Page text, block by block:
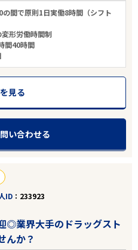
間で原則1日実働8時間（シフト
形労働時間制
間40時間
見る
い合わせる
ID 233923
◎業界大手のドラッグスト
んか？